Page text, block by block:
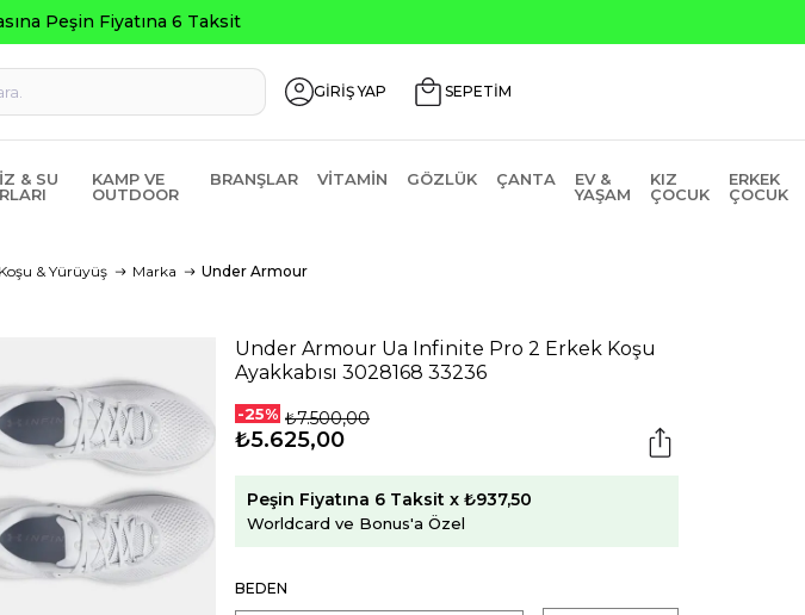
GİRİŞ YAP SEPETİM
& SU
KAMP VE
OUTDOOR
BRANŞLAR VITAMIN GÖZLÜK ÇANTA
EV &
YAŞAM
KIZ
ÇOCUK
ERKEK
ÇOCUK
Koşu & Yürüyüş Marka Under Armour
Under Armour Ua Infinite Pro 2 Erkek Koşu
Ayakkabısı 3028168 33236
-25% ₺7.500,00
₺5.625,00
Peşin Fiyatına 6 Taksit x ₺937,50
Worldcard ve Bonus'a Özel
BEDEN